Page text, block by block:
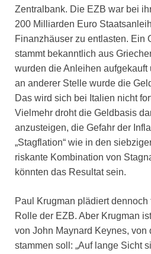
Zentralbank. Die EZB war bei
200 Milliarden Euro
Finanzhäuser zu entlasten. Ein
stammt bekanntlich aus
wurden die Anleihen aufgekauft
an anderer Stelle wurde die
Das wird sich bei Italien nicht
Vielmehr droht die Geldbasis
anzusteigen, die Gefahr der
„Stagflation“ wie in den
riskante Kombination von
könnten das Resultat sein.
Paul Krugman plädiert
Rolle der EZB. Aber Krugman
von John Maynard Keynes, von
stammen soll: „Auf lange Sicht